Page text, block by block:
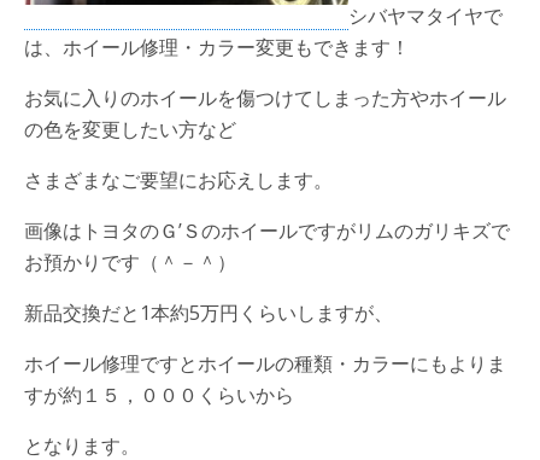
シバヤマタイヤで
は、ホイール修理・カラー変更もできます！
お気に入りのホイールを傷つけてしまった方やホイール
の色を変更したい方など
さまざまなご要望にお応えします。
画像はトヨタのＧ’Ｓのホイールですがリムのガリキズで
お預かりです（＾－＾）
新品交換だと1本約5万円くらいしますが、
ホイール修理ですとホイールの種類・カラーにもよりま
すが約１５，０００くらいから
となります。